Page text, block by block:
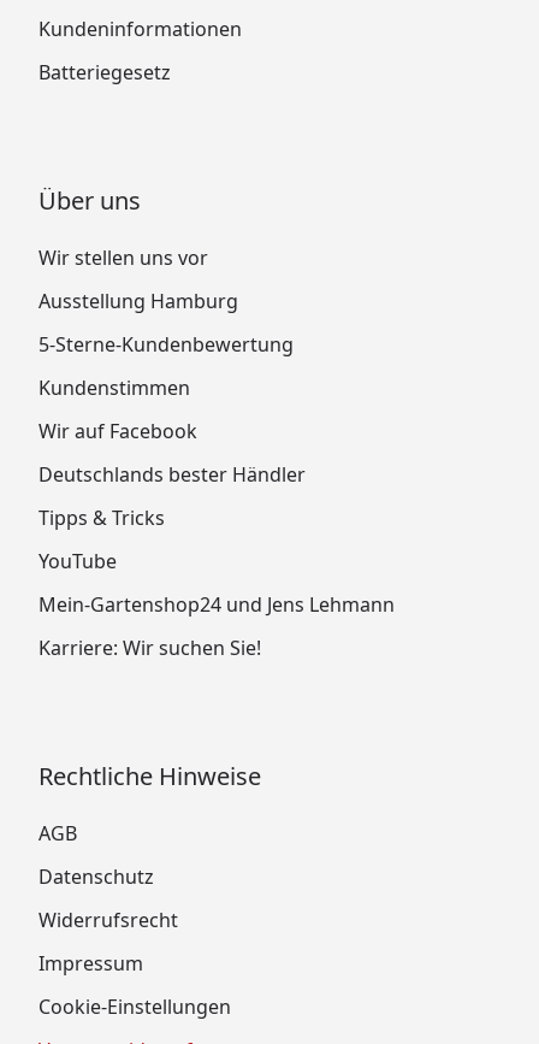
Kundeninformationen
Batteriegesetz
Über uns
Wir stellen uns vor
Ausstellung Hamburg
5-Sterne-Kundenbewertung
Kundenstimmen
Wir auf Facebook
Deutschlands bester Händler
Tipps & Tricks
YouTube
Mein-Gartenshop24 und Jens Lehmann
Karriere: Wir suchen Sie!
Rechtliche Hinweise
AGB
Datenschutz
Widerrufsrecht
Impressum
Cookie-Einstellungen